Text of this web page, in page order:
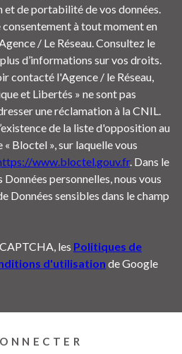
et de portabilité de vos données.
à tout moment en
/ Le Réseau. Consultez le
d’informations sur vos droits.
contacté l'Agence / le Réseau,
et Libertés » ne sont pas
une réclamation à la CNIL.
de la liste d'opposition au
Bloctel », sur laquelle vous
www.bloctel.gouv.fr. Dans le
personnelles, nous vous
Données sensibles dans le champ
les Politiques de
d'utilisation de Google